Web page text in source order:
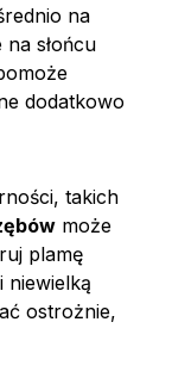
na
słońcu
dodatkowo
takich
może
plamę
niewielką
ostrożnie,